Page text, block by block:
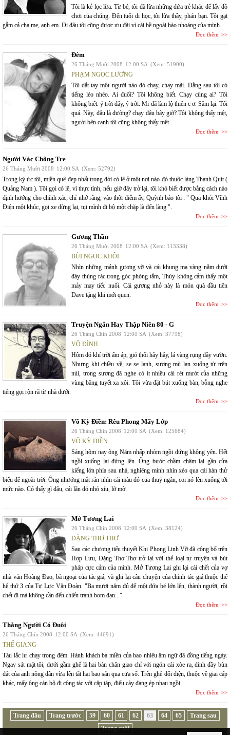
Tôi là kẻ lọc lừa. Từ bé, tôi đã lừa những đứa trẻ khác để lấy đồ
chơi của chúng. Đến tuổi đi học, tôi lừa thầy, phản bạn. Tôi gạt
gẫm cả cha mẹ, anh em. Đi đâu tôi cũng được ưu đãi vì cái bề ngoài hào nhoáng của mình.
Đọc thêm
Đêm
26 Tháng Mười 2008 12:00 SA (Xem: 51900)
PHẠM NGỌC LƯƠNG
Tôi dắt tay một người nào đó chạy, chạy mãi. Đằng sau tôi có
tiếng léo nhéo. Ai đuổi? Tôi không biết. Chạy cùng ai? Tôi
không biết. ý trời đấy, ý trời. Mi đã làm lộ thiên c ơ. Sầm lại. Tối
quá. Này, đâu là đường? chạy đâu bây giờ? Tôi không thấy mệt,
người bên cạnh tôi cũng không thấy mệt.
Đọc thêm
Người Vác Chõng Tre
26 Tháng Mười 2008 12:00 SA (Xem: 52792)
Trong ký ức tôi, miền quê đẹp nhất trong đời có lẽ ở một nơi nào đó thuộc làng Thanh Quít (
Quảng Nam ). Tôi gọi có lẽ, vì thực tình, nếu giờ đây trở lại, tôi khó biết được bằng cách nào
định hướng cho chính xác; chỉ nhớ rằng, vào thời điểm ấy, Quỳnh bảo tôi : " Qua khỏi Vĩnh
Điện một khúc, gọi xe dừng lại, tụi mình đi bộ một chặp là đến làng ".
Đọc thêm
Gương Thần
26 Tháng Mười 2008 12:00 SA (Xem: 113338)
BÙI NGỌC KHÔI
Nhìn những mảnh gương vỡ và cái khung mạ vàng nằm dưới
đáy thùng rác trong góc phòng tắm, Thúy không cảm thấy một
mảy may tiếc nuối. Cái gương nhỏ này là món quà đầu tiên
Dave tặng khi mới quen.
Đọc thêm
Truyện Ngắn Hay Thập Niên 80 - G
26 Tháng Chín 2008 12:00 SA (Xem: 37798)
VÕ ĐÌNH
Hôm đó khí trời ấm áp, gió thổi hây hây, lá vàng rụng đầy vườn.
Nhưng khi chiều về, se se lạnh, sương mù lan xuống từ trên
núi, trong sương đã nghe có ít nhiều cái rét mướt của những
vùng băng tuyết xa xôi. Tôi vừa đặt bút xuống bàn, bỗng nghe
tiếng gọi rộn rã từ nhà dưới.
Đọc thêm
Võ Kỳ Điền: Rêu Phong Mấy Lớp
26 Tháng Chín 2008 12:00 SA (Xem: 125684)
VÕ KỲ ĐIỀN
Sáng hôm nay ông Năm nhấp nhỏm ngồi đứng không yên. Hết
ngồi xuống lại đứng lên. Ông bước chầm chậm lại gần cửa
kiếng lớn phía sau nhà, nghiêng mình nhìn xéo qua cái hàn thử
biểu để ngoài trời. Ông nhướng mắt rán nhìn cái màu đỏ của thuỷ ngân, coi nó lên xuống tới
mức nào. Có thấy gì đâu, cái lằn đỏ nhỏ xíu, lờ mờ.
Đọc thêm
Mở Tương Lai
26 Tháng Chín 2008 12:00 SA (Xem: 38124)
ĐẶNG THƠ THƠ
Sau các chương tiểu thuyết Khi Phong Linh Vỡ đã công bố trên
Hợp Lưu, Đặng Thơ Thơ trở lại với thể loại tự truyện và bút
pháp cực cảm của mình. Mở Tương Lai ghi lại cái chết của vợ
nhà văn Hoàng Đạo, bà ngoại của tác giả, và ghi lại câu chuyện của chính tác giả thuộc thế
hệ thứ 3 của Tự Lực Văn Đoàn. "Ba mươi năm đủ để một đứa bé lớn lên, thành người, rồi
chết đi mà không cần đến chiến tranh bom đạn..."
Đọc thêm
Thằng Người Có Đuôi
26 Tháng Chín 2008 12:00 SA (Xem: 44691)
THẾ GIANG
Tàu lắc lư chạy trong đêm. Hành khách ba miền của bao nhiêu âm ngữ đã đồng tiếng ngáy.
Ngay sát mặt tôi, dưới gầm ghế là hai bàn chân giao chỉ với ngón cái xòe ra, dính đầy bùn
đất của anh nông dân vừa lên tắt hai bao sắn qua cửa sổ. Trên ghế đối diện, thuộc về giai cấp
khác, mấy ông cán bộ đi công tác với cặp táp, điếu cày đang ép nhau ngồi.
Đọc thêm
Trang đầu Trang trước 59 60 61 62 63 64 65
Trang sau
Trang cuối